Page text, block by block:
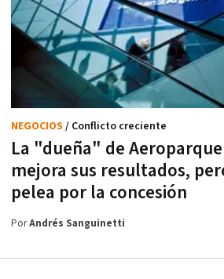
La "dueña" de Aeroparque
mejora sus resultados,
pelea por la concesión
NEGOCIOS / Conflicto creciente
PorAndrés Sanguinetti